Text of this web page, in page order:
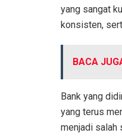
yang sangat
konsisten,
BACA
Bank yang
yang terus
menjadi salah